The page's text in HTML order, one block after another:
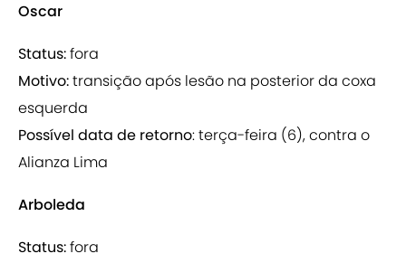
Oscar
Status:fora
Motivo:transição após lesão na posterior da coxa
esquerda
Possível data de retorno: terça-feira (6), contra o
Alianza Lima
Arboleda
Status:fora